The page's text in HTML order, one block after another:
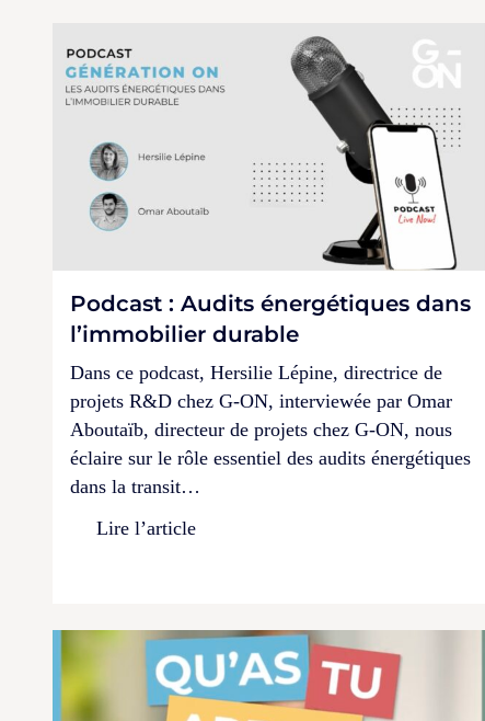
Podcast : Audits énergétiques dans
l’immobilier durable
Dans ce podcast, Hersilie Lépine, directrice de
projets R&D chez G-ON, interviewée par Omar
Aboutaïb, directeur de projets chez G-ON, nous
éclaire sur le rôle essentiel des audits énergétiques
dans la transit…
Lire l’article